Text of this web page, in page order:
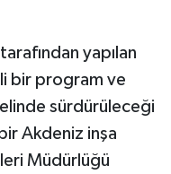
yapılan
bir program ve
sürdürüleceği
Akdeniz inşa
Müdürlüğü